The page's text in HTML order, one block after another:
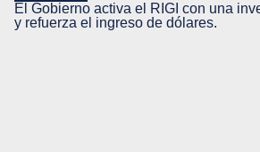
El Gobierno activa el RIGI con una
y refuerza el ingreso de dólares.